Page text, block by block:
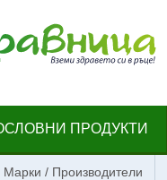
ПРОДУКТИ
Марки / Производители